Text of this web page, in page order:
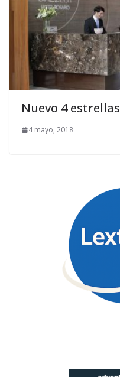
Nuevo 4
4 mayo, 2018